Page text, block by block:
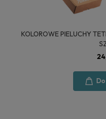
KOLOROWE PIELUCHY TETROWE 70/